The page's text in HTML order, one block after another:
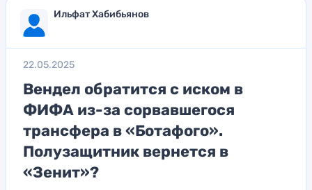
Ильфат Хабибьянов
22.05.2025
Вендел обратится с иском в
ФИФА из-за сорвавшегося
трансфера в «Ботафого».
Полузащитник вернется в
«Зенит»?